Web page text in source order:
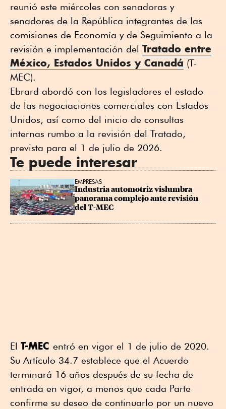
reunió este miércoles con senadoras y
senadores de la República integrantes de las
comisiones de Economía y de Seguimiento a la
revisión e implementación del Tratado entre
México, Estados Unidos y Canadá (T-
MEC).
Ebrard abordó con los legisladores el estado
de las negociaciones comerciales con Estados
Unidos, así como del inicio de consultas
internas rumbo a la revisión del Tratado,
prevista para el 1 de julio de 2026.
Te puede interesar
EMPRESAS
Industria automotriz vislumbra
panorama complejo ante revisión
del T-MEC
El T-MEC entró en vigor el 1 de julio de 2020.
Su Artículo 34.7 establece que el Acuerdo
terminará 16 años después de su fecha de
entrada en vigor, a menos que cada Parte
confirme su deseo de continuarlo por un nuevo